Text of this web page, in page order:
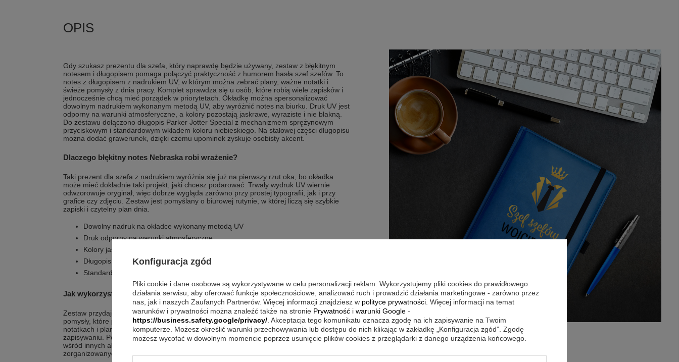
Gdy szukasz prezentu dla szefa, który naprawdę będzie używany, zestaw z błękitnym
notesem i długopisem pomaga połączyć praktyczność z humorem hasła szef szefów. To
notes z długopisem z nadrukiem UV, w którym można zebrać plany, ważne notatki i
świeże pomysły z dnia pracy. Komplet sprawdza się u osób, które robią wiele zapisków i
jednocześnie chcą mieć porządek w priorytetach. Okładkę można spersonalizować
dowolnym nadrukiem wykonanym metodą UV, aby wyróżnić notes na biurku. Druk UV jest
odporny na warunki atmosferyczne, a kolory pozostają jaskrawe, wyraziste i nie blakną.
Do zestawu dołączono długopis Parker Jotter Special z mechanizmem sprężynowym
przyciskowym i standardowym wkładem koloru niebieskiego. Na stalowej części długopisu
można dodać grawerunek, dzięki czemu upominek zyskuje osobisty akcent.
Dlaczego błękitny notes Nebraska robi wrażenie?
Taki prezent dla szefa z nadrukiem wyróżnia się już na pierwszy rzut oka, bo okładka
może mieć dokładnie taki projekt, jaki chcesz podarować. Trwały wydruk UV wiernie
odwzorowuje oryginał, więc dobrze wygląda zarówno przy prostej typografii, jak i przy
grafice czy zdjęciu. Zestaw jest pomyślany o biurowej rutynie, w której liczą się szybkie
zapiski i czytelny plan dnia.
Dowolny nadruk na okładce wykonany metodą UV
Druk odporny na warunki atmosferyczne
Kolory jaskrawe, wyraziste i wcale nie blakną
Długopis Parker Jotter Special z mechanizmem sprężynowym przyciskowym
Standardowy wkład koloru niebieskiego umieszczony w długopisie
Jak wykorzystać go w różnych sytuacjach?
Zestaw przydaje się wtedy, gdy trzeba szybko zanotować ustalenia, zadania lub nowe
pomysły, które pojawiają się w ciągu dnia. Kratka ułatwia zachowanie porządku w
notatkach i planach, a spójny komplet notesu i długopisu sprzyja regularnemu
zapisywaniu. Personalizowana okładka pomaga od razu rozpoznać swój egzemplarz
wśród innych akcesoriów biurowych. To praktyczny wybór zarówno dla osób dobrze
zorganizowanych, jak i dla tych, którzy chcą usprawnić planowanie.
Konfiguracja zgód
Pliki cookie i dane osobowe są wykorzystywane w celu personalizacji reklam. Wykorzystujemy pliki cookies do prawidłowego
działania serwisu, aby oferować funkcje społecznościowe, analizować ruch i prowadzić działania marketingowe - zarówno przez
nas, jak i naszych Zaufanych Partnerów. Więcej informacji znajdziesz w polityce prywatności . Więcej informacji na temat
warunków i prywatności można znaleźć także na stronie Prywatność i warunki Google -
https://business.safety.google/privacy/ . Akceptacja tego komunikatu oznacza zgodę na ich zapisywanie na Twoim
komputerze. Możesz określić warunki przechowywania lub dostępu do nich klikając w zakładkę „Konfiguracja zgód”. Zgodę
możesz wycofać w dowolnym momencie poprzez usunięcie plików cookies z przeglądarki z danego urządzenia końcowego.